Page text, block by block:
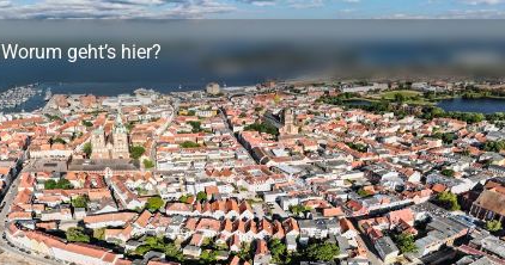
Worum geht’s hier?